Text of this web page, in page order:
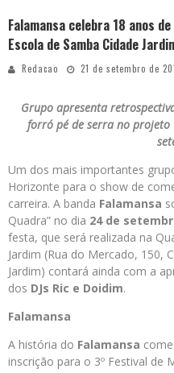
Falamansa celebra 18 anos
Escola de Samba Cidade
Redacao 21 de setembro de
Grupo apresenta
forró pé de serra no projeto
Um dos mais importantes
Horizonte para o show de
carreira. A banda Falamansa
Quadra” no dia 24 de
festa, que será realizada na
Jardim (Rua do Mercado, 150,
Jardim) contará ainda com a
dos DJs Ric e Doidim.
Falamansa
A história do Falamansa
inscrição para o 3º Festival de